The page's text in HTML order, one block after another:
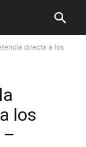
directa a los
los